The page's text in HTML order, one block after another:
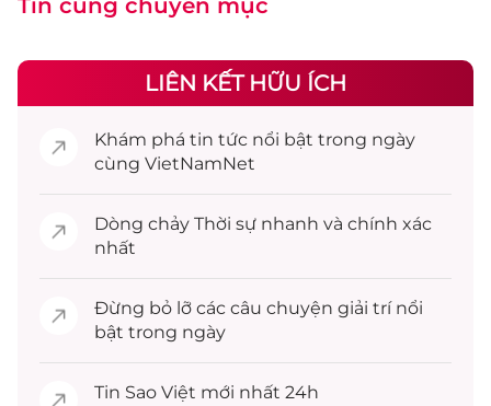
Tin cùng chuyên mục
LIÊN KẾT HỮU ÍCH
Khám phá tin tức nổi bật trong ngày
cùng VietNamNet
Dòng chảy Thời sự nhanh và chính xác
nhất
Đừng bỏ lỡ các câu chuyện giải trínổi
bật trong ngày
Tin Sao Việt mới nhất 24h